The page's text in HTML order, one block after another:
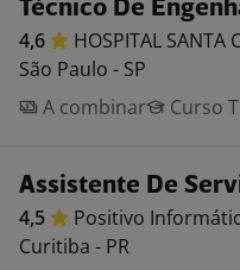
Técnico De
4,6 HOSPITAL SANTA
São Paulo - SP
A combinar
Curso
Assistente De
4,5 Positivo
Curitiba - PR